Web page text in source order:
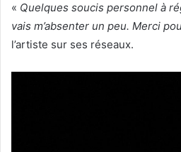
« Quelques soucis personnel à
vais m’absenter un peu. Merci
l’artiste sur ses réseaux.